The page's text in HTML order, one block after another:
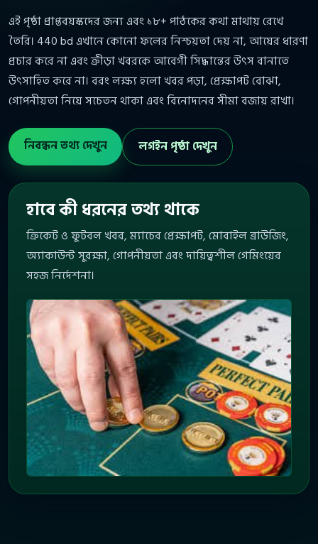
এই পৃষ্ঠা প্রাপ্তবয়স্কদের জন্য এবং ১৮+ পাঠকের কথা মাথায় রেখে
তৈরি। 440 bd এখানে কোনো ফলের নিশ্চয়তা দেয় না, আয়ের ধারণা
প্রচার করে না এবং ক্রীড়া খবরকে আবেগী সিদ্ধান্তের উৎস বানাতে
উৎসাহিত করে না। বরং লক্ষ্য হলো খবর পড়া, প্রেক্ষাপট বোঝা,
গোপনীয়তা নিয়ে সচেতন থাকা এবং বিনোদনের সীমা বজায় রাখা।
নিবন্ধন তথ্য দেখুন লগইন পৃষ্ঠা দেখুন
হাবে কী ধরনের তথ্য থাকে
ক্রিকেট ও ফুটবল খবর, ম্যাচের প্রেক্ষাপট, মোবাইল ব্রাউজিং,
অ্যাকাউন্ট সুরক্ষা, গোপনীয়তা এবং দায়িত্বশীল গেমিংয়ের
সহজ নির্দেশনা।